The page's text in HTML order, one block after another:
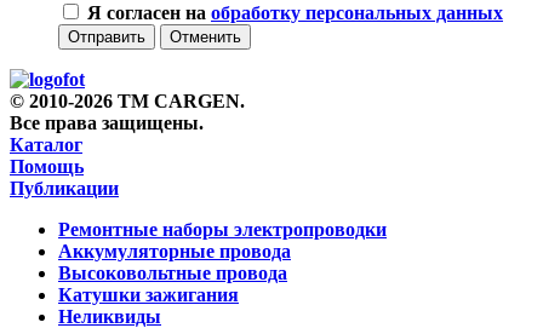
Я согласен на обработку персональных данных
Отправить Отменить
© 2010-2026 TM CARGEN.
Все права защищены.
Каталог
Помощь
Публикации
Ремонтные наборы электропроводки
Аккумуляторные провода
Высоковольтные провода
Катушки зажигания
Неликвиды